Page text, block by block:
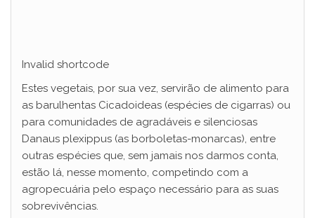
Invalid shortcode
Estes vegetais, por sua vez, servirão de alimento para
as barulhentas Cicadoideas (espécies de cigarras) ou
para comunidades de agradáveis e silenciosas
Danaus plexippus (as borboletas-monarcas), entre
outras espécies que, sem jamais nos darmos conta,
estão lá, nesse momento, competindo com a
agropecuária pelo espaço necessário para as suas
sobrevivências.